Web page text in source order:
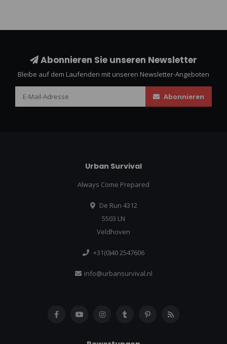
Abonnieren Sie unseren Newsletter
Bleibe auf dem Laufenden mit unseren Newsletter-Angeboten
Abonnieren
Urban Survival
Always Come Prepared
De Run 4312
5503 LN
Veldhoven
+31(0)40 2547606
info@urbansurvival.nl